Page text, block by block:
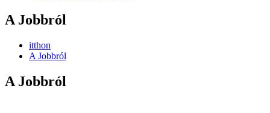
A Jobbról
itthon
A Jobbról
A Jobbról